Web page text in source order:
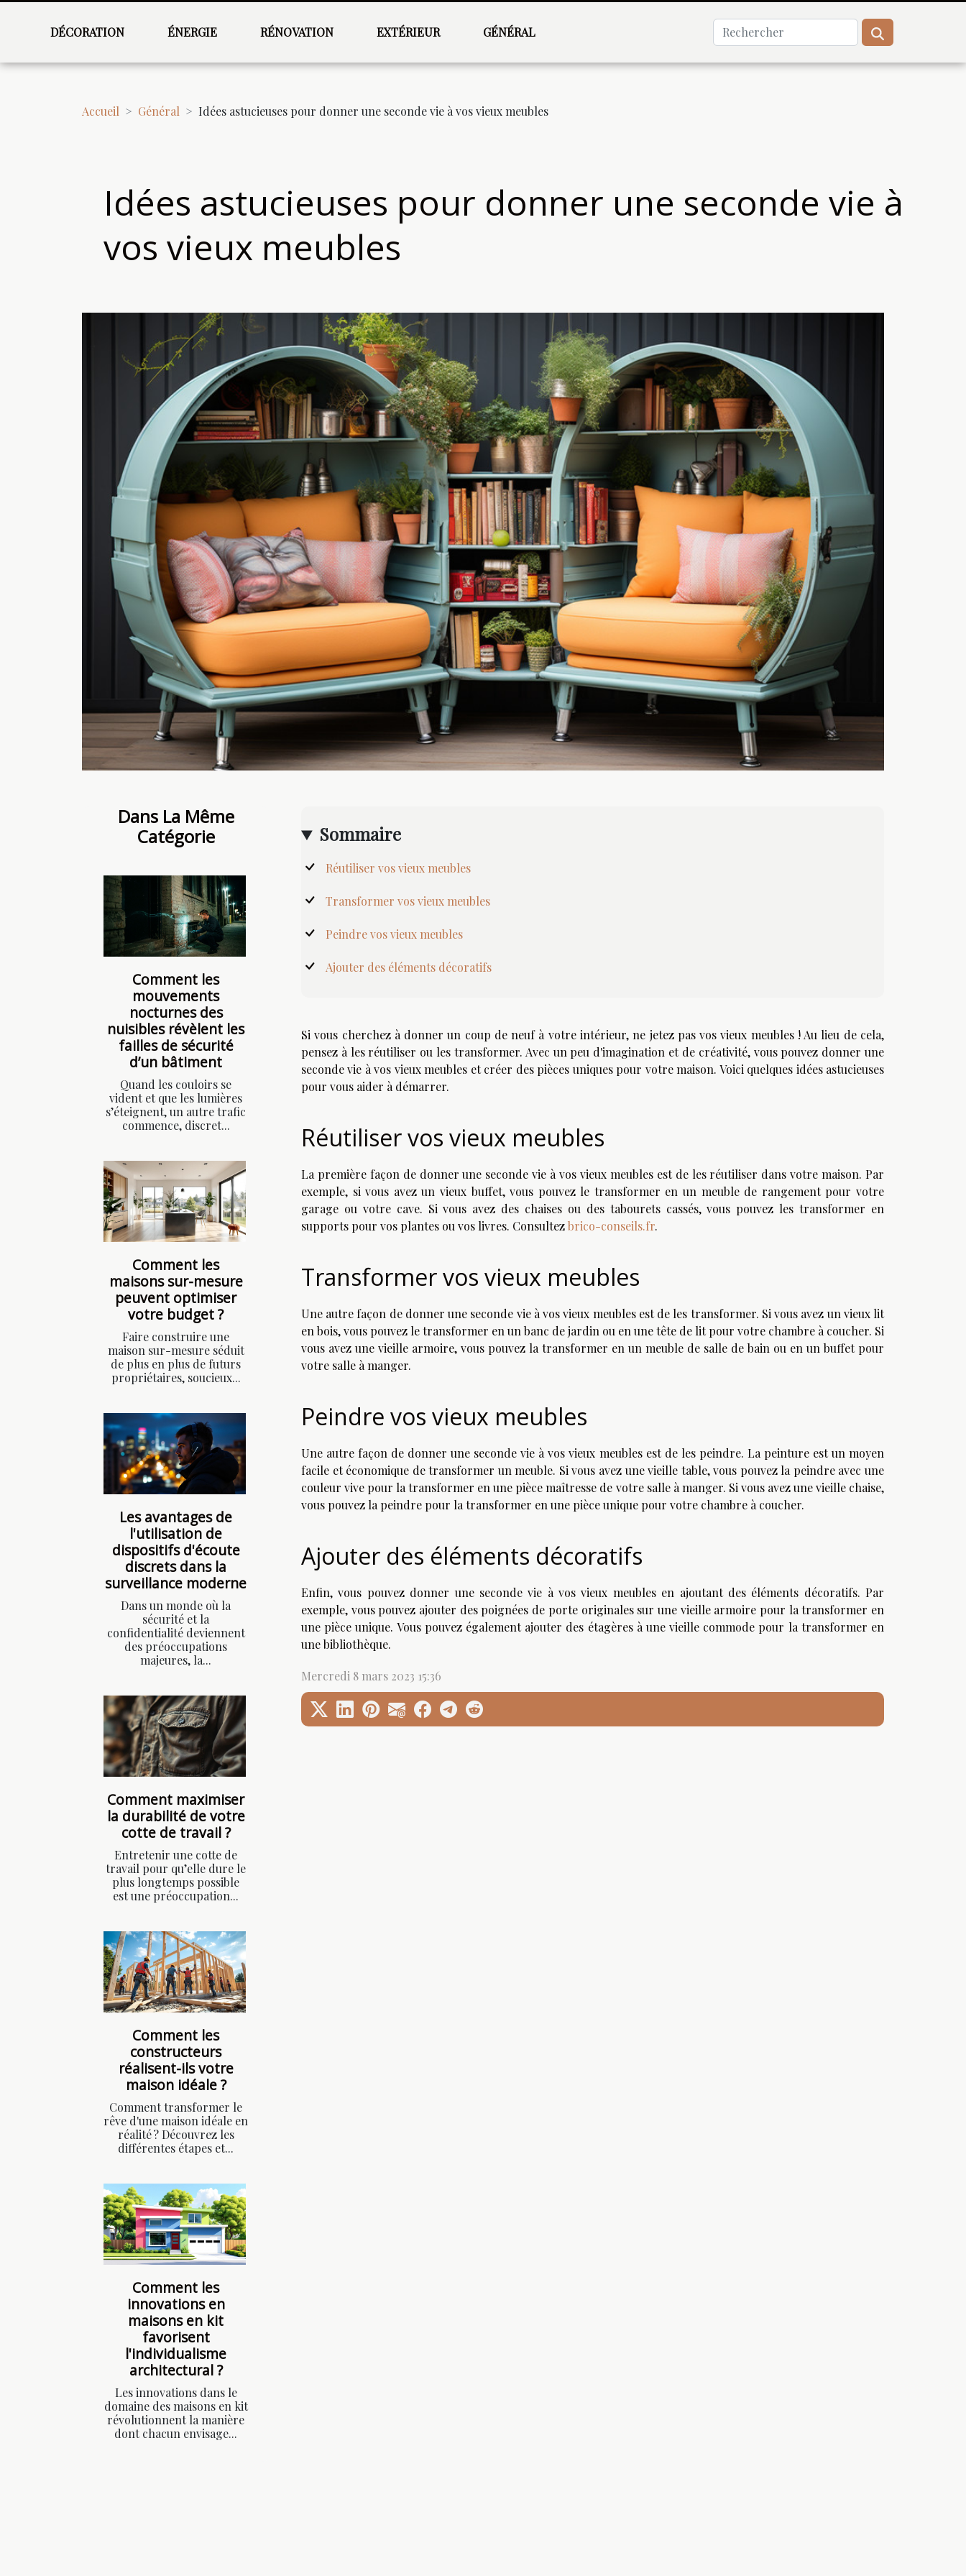
DÉCORATION ÉNERGIE RÉNOVATION EXTÉRIEUR GÉNÉRAL
Accueil Général Idées astucieuses pour donner une seconde vie à vos vieux meubles
Idées astucieuses pour donner une seconde vie à
vos vieux meubles
Dans La Même
Catégorie
Comment les
mouvements
nocturnes des
nuisibles révèlent les
failles de sécurité
d’un bâtiment
Quand les couloirs se
vident et que les lumières
s’éteignent, un autre trafic
commence, discret...
Comment les
maisons sur-mesure
peuvent optimiser
votre budget ?
Faire construire une
maison sur-mesure séduit
de plus en plus de futurs
propriétaires, soucieux...
Les avantages de
l'utilisation de
dispositifs d'écoute
discrets dans la
surveillance moderne
Dans un monde où la
sécurité et la
confidentialité deviennent
des préoccupations
majeures, la...
Comment maximiser
la durabilité de votre
cotte de travail ?
Entretenir une cotte de
travail pour qu’elle dure le
plus longtemps possible
est une préoccupation...
Comment les
constructeurs
réalisent-ils votre
maison idéale ?
Comment transformer le
rêve d'une maison idéale en
réalité ? Découvrez les
différentes étapes et...
Comment les
innovations en
maisons en kit
favorisent
l'individualisme
architectural ?
Les innovations dans le
domaine des maisons en kit
révolutionnent la manière
dont chacun envisage...
Sommaire
Réutiliser vos vieux meubles
Transformer vos vieux meubles
Peindre vos vieux meubles
Ajouter des éléments décoratifs
Si vous cherchez à donner un coup de neuf à votre intérieur, ne jetez pas vos vieux meubles ! Au lieu de cela,
pensez à les réutiliser ou les transformer. Avec un peu d'imagination et de créativité, vous pouvez donner une
seconde vie à vos vieux meubles et créer des pièces uniques pour votre maison. Voici quelques idées astucieuses
pour vous aider à démarrer.
Réutiliser vos vieux meubles
La première façon de donner une seconde vie à vos vieux meubles est de les réutiliser dans votre maison. Par
exemple, si vous avez un vieux buffet, vous pouvez le transformer en un meuble de rangement pour votre
garage ou votre cave. Si vous avez des chaises ou des tabourets cassés, vous pouvez les transformer en
supports pour vos plantes ou vos livres. Consultezbrico-conseils.fr.
Transformer vos vieux meubles
Une autre façon de donner une seconde vie à vos vieux meubles est de les transformer. Si vous avez un vieux lit
en bois, vous pouvez le transformer en un banc de jardin ou en une tête de lit pour votre chambre à coucher. Si
vous avez une vieille armoire, vous pouvez la transformer en un meuble de salle de bain ou en un buffet pour
votre salle à manger.
Peindre vos vieux meubles
Une autre façon de donner une seconde vie à vos vieux meubles est de les peindre. La peinture est un moyen
facile et économique de transformer un meuble. Si vous avez une vieille table, vous pouvez la peindre avec une
couleur vive pour la transformer en une pièce maîtresse de votre salle à manger. Si vous avez une vieille chaise,
vous pouvez la peindre pour la transformer en une pièce unique pour votre chambre à coucher.
Ajouter des éléments décoratifs
Enfin, vous pouvez donner une seconde vie à vos vieux meubles en ajoutant des éléments décoratifs. Par
exemple, vous pouvez ajouter des poignées de porte originales sur une vieille armoire pour la transformer en
une pièce unique. Vous pouvez également ajouter des étagères à une vieille commode pour la transformer en
une bibliothèque.
Mercredi 8 mars 2023 15:36